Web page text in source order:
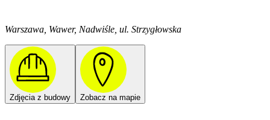
Warszawa, Wawer, Nadwiśle, ul. Strzygłowska
Zdjęcia z budowy Zobacz na mapie